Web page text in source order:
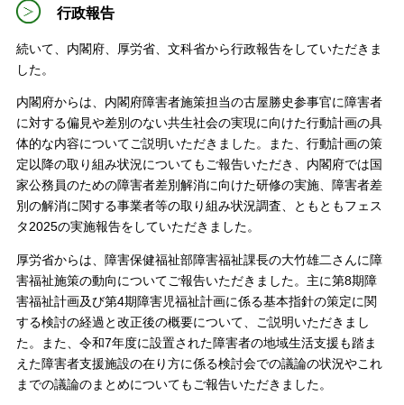
行政報告
続いて、内閣府、厚労省、文科省から行政報告をしていただきま
した。
内閣府からは、内閣府障害者施策担当の古屋勝史参事官に障害者
に対する偏見や差別のない共生社会の実現に向けた行動計画の具
体的な内容についてご説明いただきました。また、行動計画の策
定以降の取り組み状況についてもご報告いただき、内閣府では国
家公務員のための障害者差別解消に向けた研修の実施、障害者差
別の解消に関する事業者等の取り組み状況調査、ともともフェス
タ2025の実施報告をしていただきました。
厚労省からは、障害保健福祉部障害福祉課長の大竹雄二さんに障
害福祉施策の動向についてご報告いただきました。主に第8期障
害福祉計画及び第4期障害児福祉計画に係る基本指針の策定に関
する検討の経過と改正後の概要について、ご説明いただきまし
た。また、令和7年度に設置された障害者の地域生活支援も踏ま
えた障害者支援施設の在り方に係る検討会での議論の状況やこれ
までの議論のまとめについてもご報告いただきました。